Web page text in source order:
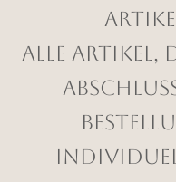
Alle Artikel,